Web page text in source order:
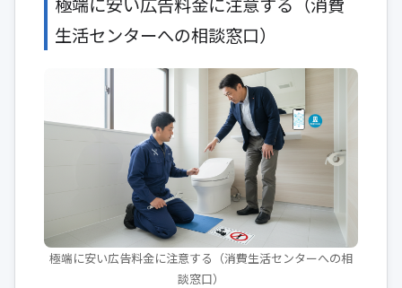
生活センターへの相談窓口）
極端に安い広告料金に注意する（消費生活センターへの相
談窓口）